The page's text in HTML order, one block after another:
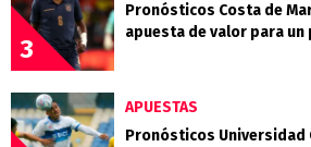
3
Pronósticos Costa de
apuesta de valor para
APUESTAS
Pronósticos Universidad